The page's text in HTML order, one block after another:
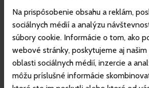
Na prispôsobenie obsahu a reklám,
sociálnych médií a analýzu
súbory cookie. Informácie o tom, ako
webové stránky, poskytujeme aj
oblasti sociálnych médií, inzercie a
môžu príslušné informácie
Więcej o ośrodku